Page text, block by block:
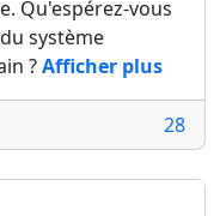
Qu'espérez-vous
système
?Afficher plus
28